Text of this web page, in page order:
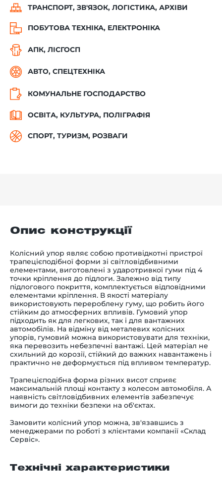
ТРАНСПОРТ, ЗВ'ЯЗОК, ЛОГІСТИКА, АРХІВИ
ПОБУТОВА ТЕХНІКА, ЕЛЕКТРОНІКА
АПК, ЛІСГОСП
АВТО, СПЕЦТЕХНІКА
КОМУНАЛЬНЕ ГОСПОДАРСТВО
ОСВІТА, КУЛЬТУРА, ПОЛІГРАФІЯ
СПОРТ, ТУРИЗМ, РОЗВАГИ
Опис конструкції
Колісний упор являє собою противідкотні пристрої
трапецієподібної форми зі світловідбивними
елементами, виготовлені з ударотривкої гуми під 4
точки кріплення до підлоги. Залежно від типу
підлогового покриття, комплектується відповідними
елементами кріплення. В якості матеріалу
використовують перероблену гуму, що робить його
стійким до атмосферних впливів. Гумовий упор
підходить як для легкових, так і для вантажних
автомобілів. На відміну від металевих колісних
упорів, гумовий можна використовувати для техніки,
яка перевозить небезпечні вантажі. Цей матеріал не
схильний до корозії, стійкий до важких навантажень і
практично не деформується під впливом температур.
Трапецієподібна форма різних висот сприяє
максимальній площі контакту з колесом автомобіля. А
наявність світловідбивних елементів забезпечує
вимоги до техніки безпеки на об'єктах.
Замовити колісний упор можна, зв'язавшись з
менеджерами по роботі з клієнтами компанії «Склад
Сервіс».
Технічні характеристики